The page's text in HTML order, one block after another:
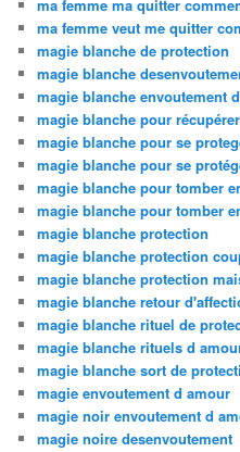
ma femme ma quitter
ma femme veut me quitter
magie blanche de protection
magie blanche
magie blanche envoutement
magie blanche pour
magie blanche pour se
magie blanche pour se
magie blanche pour tomber
magie blanche pour tomber
magie blanche protection
magie blanche protection
magie blanche protection
magie blanche retour
magie blanche rituel de
magie blanche rituels d
magie blanche sort de
magie envoutement d amour
magie noir envoutement d
magie noire desenvoutement